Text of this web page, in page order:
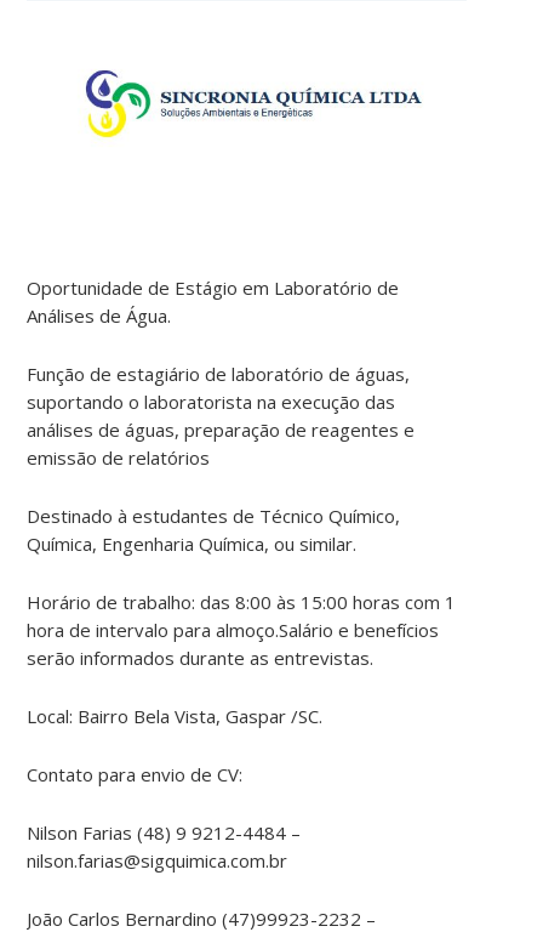
Oportunidade de Estágio em Laboratório de
Análises de Água.
Função de estagiário de laboratório de águas,
suportando o laboratorista na execução das
análises de águas, preparação de reagentes e
emissão de relatórios
Destinado à estudantes de Técnico Químico,
Química, Engenharia Química, ou similar.
Horário de trabalho: das 8:00 às 15:00 horas com 1
hora de intervalo para almoço.Salário e benefícios
serão informados durante as entrevistas.
Local: Bairro Bela Vista, Gaspar /SC.
Contato para envio de CV:
Nilson Farias (48) 9 9212-4484 –
nilson.farias@sigquimica.com.br
João Carlos Bernardino (47)99923-2232 –